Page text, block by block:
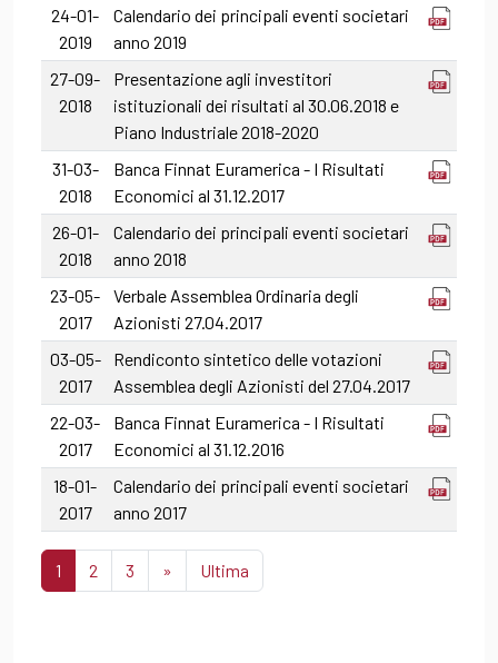
24-01-
2019
Calendario dei principali eventi societari
anno 2019
27-09-
2018
Presentazione agli investitori
istituzionali dei risultati al 30.06.2018 e
Piano Industriale 2018-2020
31-03-
2018
Banca Finnat Euramerica - I Risultati
Economici al 31.12.2017
26-01-
2018
Calendario dei principali eventi societari
anno 2018
23-05-
2017
Verbale Assemblea Ordinaria degli
Azionisti 27.04.2017
03-05-
2017
Rendiconto sintetico delle votazioni
Assemblea degli Azionisti del 27.04.2017
22-03-
2017
Banca Finnat Euramerica - I Risultati
Economici al 31.12.2016
18-01-
2017
Calendario dei principali eventi societari
anno 2017
1 2 3 » Ultima